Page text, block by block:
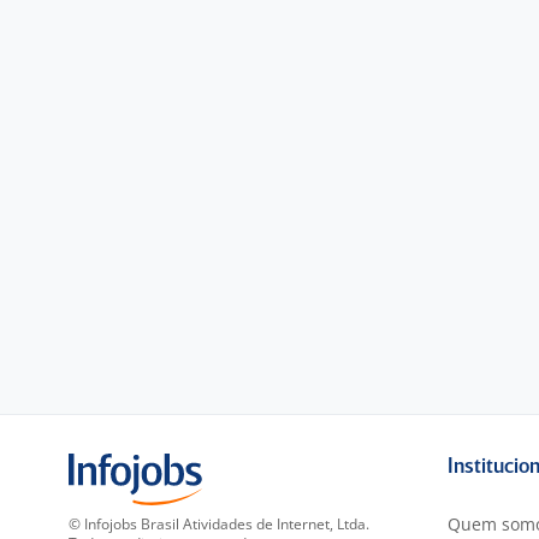
© Infojobs Brasil Atividades de Internet, Ltda.
Quem